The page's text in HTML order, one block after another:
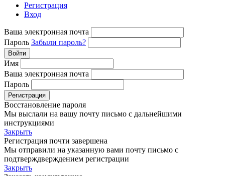
Регистрация
Вход
Ваша электронная почта
Пароль Забыли пароль?
Войти
Имя
Ваша электронная почта
Пароль
Регистрация
Восстановление пароля
Мы выслали на вашу почту письмо с дальнейшими
инструкциями
Закрыть
Регистрация почти завершена
Мы отправили на указанную вами почту письмо с
подтверждверждением регистрации
Закрыть